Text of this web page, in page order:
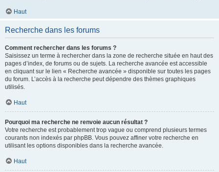
Haut
Recherche dans les forums
Comment rechercher dans les forums ?
Saisissez un terme à rechercher dans la zone de recherche située en haut des
pages d’index, de forums ou de sujets. La recherche avancée est accessible
en cliquant sur le lien « Recherche avancée » disponible sur toutes les pages
du forum. L’accès à la recherche peut dépendre des thèmes graphiques
utilisés.
Haut
Pourquoi ma recherche ne renvoie aucun résultat ?
Votre recherche est probablement trop vague ou comprend plusieurs termes
courants non indexés par phpBB. Vous pouvez affiner votre recherche en
utilisant les options disponibles dans la recherche avancée.
Haut